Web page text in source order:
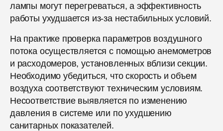
лампы могут перегреваться, а эффективность
работы ухудшается из-за нестабильных условий.
На практике проверка параметров воздушного
потока осуществляется с помощью анемометров
и расходомеров, установленных вблизи секции.
Необходимо убедиться, что скорость и объем
воздуха соответствуют техническим условиям.
Несоответствие выявляется по изменению
давления в системе или по ухудшению
санитарных показателей.